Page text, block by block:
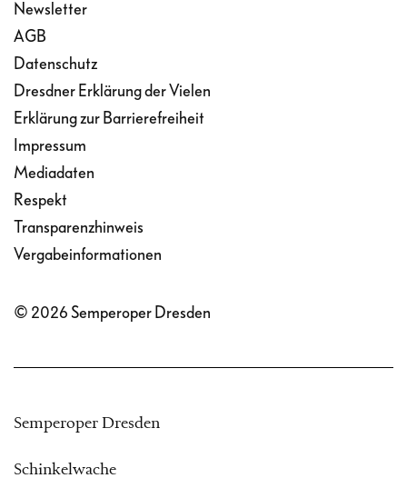
Newsletter
AGB
Datenschutz
Dresdner Erklärung der Vielen
Erklärung zur Barrierefreiheit
Impressum
Mediadaten
Respekt
Transparenzhinweis
Vergabeinformationen
© 2026 Semperoper Dresden
Semperoper Dresden
Schinkelwache